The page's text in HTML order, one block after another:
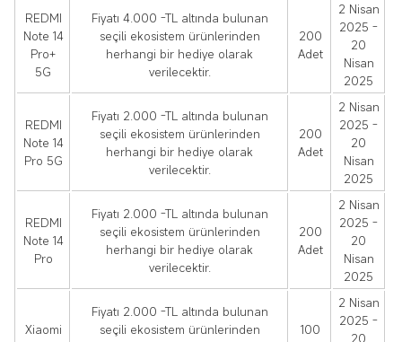
REDMI
Note 14
Pro+
5G
Fiyatı 4.000 -TL altında bulunan
seçili ekosistem ürünlerinden
herhangi bir hediye olarak
verilecektir.
200
Adet
2 Nisan
2025 -
20
Nisan
2025
REDMI
Note 14
Pro 5G
Fiyatı 2.000 -TL altında bulunan
seçili ekosistem ürünlerinden
herhangi bir hediye olarak
verilecektir.
200
Adet
2 Nisan
2025 -
20
Nisan
2025
REDMI
Note 14
Pro
Fiyatı 2.000 -TL altında bulunan
seçili ekosistem ürünlerinden
herhangi bir hediye olarak
verilecektir.
200
Adet
2 Nisan
2025 -
20
Nisan
2025
Xiaomi
Fiyatı 2.000 -TL altında bulunan
seçili ekosistem ürünlerinden
100
2 Nisan
2025 -
20